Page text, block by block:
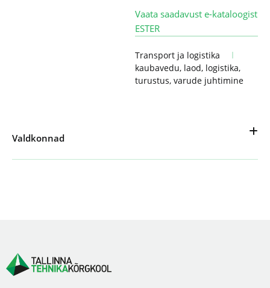
Vaata saadavust e-kataloogist
ESTER
Transport ja logistika
kaubavedu, laod, logistika,
turustus, varude juhtimine
Valdkonnad